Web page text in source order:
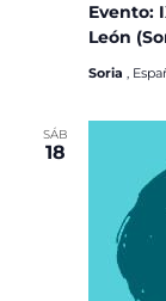
Evento:
León
Soria ,
SÁB
18